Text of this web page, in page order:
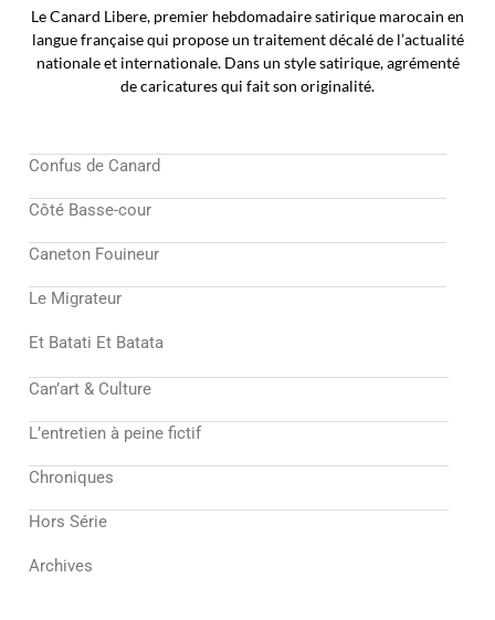
Le Canard Libere, premier hebdomadaire satirique marocain en
langue française qui propose un traitement décalé de l’actualité
nationale et internationale. Dans un style satirique, agrémenté
de caricatures qui fait son originalité.
Confus de Canard
Côté Basse-cour
Caneton Fouineur
Le Migrateur
Et Batati Et Batata
Can’art & Culture
L’entretien à peine fictif
Chroniques
Hors Série
Archives